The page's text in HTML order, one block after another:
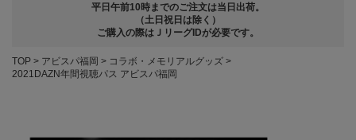
平日午前10時までのご注文は当日出荷。
（土日祝日は除く）
ご購入の際はＪリーグIDが必要です。
TOP アビスパ福岡
コラボ・メモリアルグッズ
2021DAZN年間視聴パス アビスパ福岡